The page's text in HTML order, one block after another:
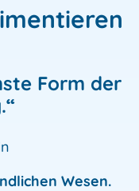
Form der
Wesen.